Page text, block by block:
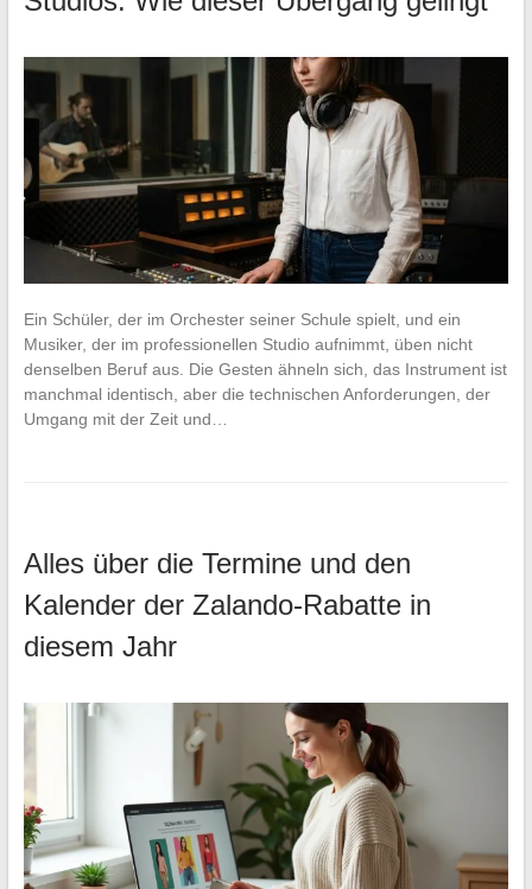
Ein Schüler, der im Orchester seiner Schule spielt, und ein
Musiker, der im professionellen Studio aufnimmt, üben nicht
denselben Beruf aus. Die Gesten ähneln sich, das Instrument ist
manchmal identisch, aber die technischen Anforderungen, der
Umgang mit der Zeit und…
Alles über die Termine und den
Kalender der Zalando-Rabatte in
diesem Jahr